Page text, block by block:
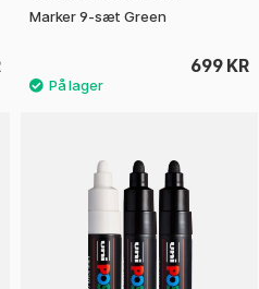
Marker 9-sæt Green
699 KR